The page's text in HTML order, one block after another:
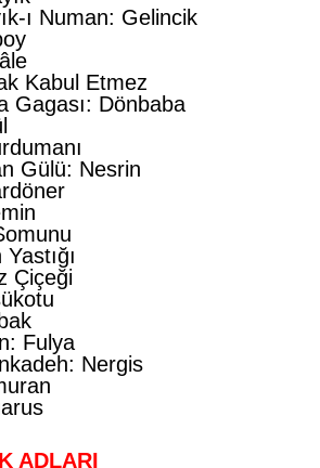
ı Numan: Gelincik
Kabul Etmez
Gagası: Dönbaba
Gülü: Nesrin
Yastığı
Çiçeği
Fulya
Nergis
ADLARI